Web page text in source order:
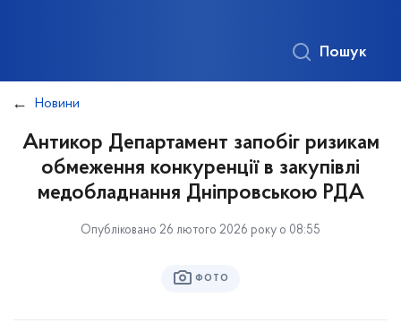
Пошук
Новини
Антикор Департамент запобіг ризикам
обмеження конкуренції в закупівлі
медобладнання Дніпровською РДА
Опубліковано 26 лютого 2026 року о 08:55
ФОТО